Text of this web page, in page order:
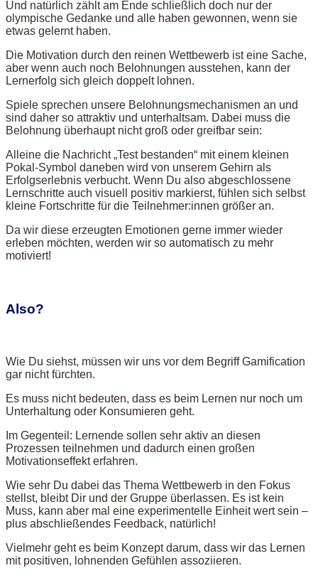
Und natürlich zählt am Ende schließlich doch nur der
olympische Gedanke und alle haben gewonnen, wenn sie
etwas gelernt haben.
Die Motivation durch den reinen Wettbewerb ist eine Sache,
aber wenn auch noch Belohnungen ausstehen, kann der
Lernerfolg sich gleich doppelt lohnen.
Spiele sprechen unsere Belohnungsmechanismen an und
sind daher so attraktiv und unterhaltsam. Dabei muss die
Belohnung überhaupt nicht groß oder greifbar sein:
Alleine die Nachricht „Test bestanden“ mit einem kleinen
Pokal-Symbol daneben wird von unserem Gehirn als
Erfolgserlebnis verbucht. Wenn Du also abgeschlossene
Lernschritte auch visuell positiv markierst, fühlen sich selbst
kleine Fortschritte für die Teilnehmer:innen größer an.
Da wir diese erzeugten Emotionen gerne immer wieder
erleben möchten, werden wir so automatisch zu mehr
motiviert!
Also?
Wie Du siehst, müssen wir uns vor dem Begriff Gamification
gar nicht fürchten.
Es muss nicht bedeuten, dass es beim Lernen nur noch um
Unterhaltung oder Konsumieren geht.
Im Gegenteil: Lernende sollen sehr aktiv an diesen
Prozessen teilnehmen und dadurch einen großen
Motivationseffekt erfahren.
Wie sehr Du dabei das Thema Wettbewerb in den Fokus
stellst, bleibt Dir und der Gruppe überlassen. Es ist kein
Muss, kann aber mal eine experimentelle Einheit wert sein –
plus abschließendes Feedback, natürlich!
Vielmehr geht es beim Konzept darum, dass wir das Lernen
mit positiven, lohnenden Gefühlen assoziieren.